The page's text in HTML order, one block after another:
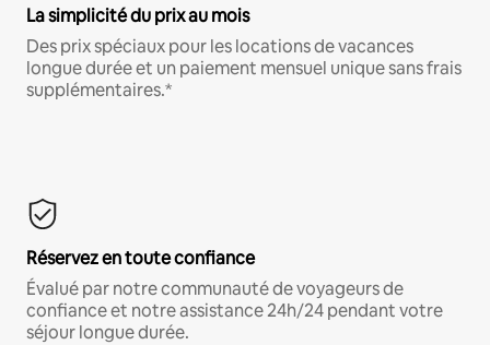
La simplicité du prix au mois
Des prix spéciaux pour les locations de vacances
longue durée et un paiement mensuel unique sans frais
supplémentaires.*
Réservez en toute confiance
Évalué par notre communauté de voyageurs de
confiance et notre assistance 24h/24 pendant votre
séjour longue durée.